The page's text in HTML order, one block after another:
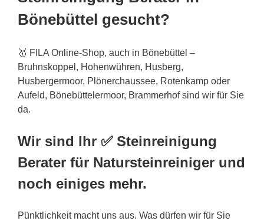
Bönebüttel gesucht?
🥇 FILA Online-Shop, auch in Bönebüttel –
Bruhnskoppel, Hohenwühren, Husberg,
Husbergermoor, Plönerchaussee, Rotenkamp oder
Aufeld, Bönebüttelermoor, Brammerhof sind wir für Sie
da.
Wir sind Ihr ✅ Steinreinigung
Berater für Natursteinreiniger und
noch einiges mehr.
Pünktlichkeit macht uns aus. Was dürfen wir für Sie